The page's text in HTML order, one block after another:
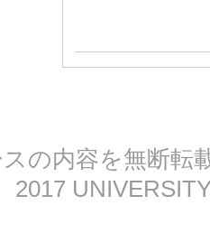
の内容を無断
2017